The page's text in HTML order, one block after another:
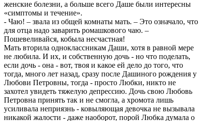
женские болезни, а больше всего Даше были интересны
«симптомы и течение».
- Чаю! – звала из общей комнаты мать. – Это означало, что
для отца надо заварить ромашкового чаю. –
Пошевеливайся, кобыла несчастная!
Мать вторила одноклассникам Даши, хотя в равной мере
не любила. И их, и собственную дочь - но что поделать,
если дочь - она - вот, твоя и какое ей дело до того, что
тогда, много лет назад, сразу после Дашиного рождения у
Любови Петровны, тогда - просто Любки, никто не
захотел увидеть тяжелую депрессию. Дочь свою Любовь
Петровна принять так и не смогла, а хромота лишь
усиливала неприязнь - ковыляющая девочка не вызывала
никакой жалости - даже наоборот, порой Любка думала о